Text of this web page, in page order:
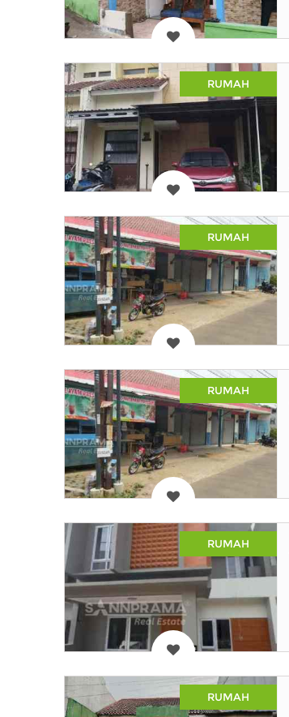
RUMAH
RUMAH
RUMAH
RUMAH
RUMAH